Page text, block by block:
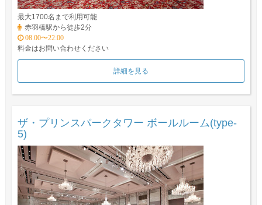
最大1700名まで利用可能
赤羽橋駅から徒歩2分
08:00〜22:00
料金はお問い合わせください
詳細を見る
ザ・プリンスパークタワー ボールルーム(type-
5)